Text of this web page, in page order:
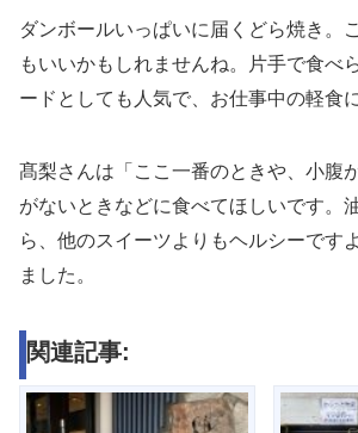
ダンボールいっぱいに届くどら焼き。
もいいかもしれませんね。片手で食べ
ードとしても人気で、お仕事中の軽食
髙梨さんは「ここ一番のときや、小腹
がないときなどに食べてほしいです。
ら、他のスイーツよりもヘルシーです
ました。
関連記事: